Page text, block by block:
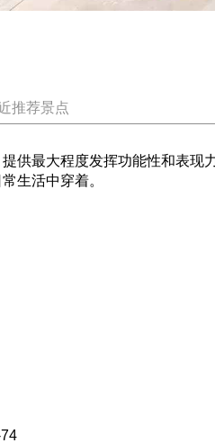
推荐景点
供最大程度发挥功能性和表
生活中穿着。